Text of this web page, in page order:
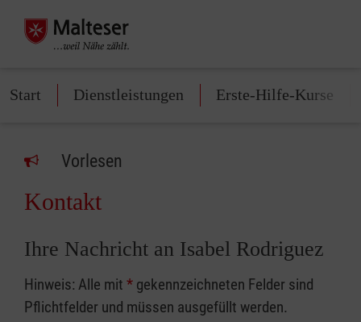
Start Dienstleistungen Erste-Hilfe-Kurse
Vorlesen
Kontakt
Ihre Nachricht an Isabel Rodriguez
Hinweis: Alle mit * gekennzeichneten Felder sind
Pflichtfelder und müssen ausgefüllt werden.